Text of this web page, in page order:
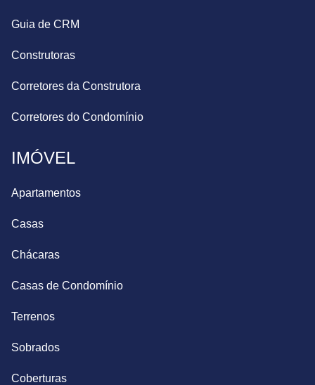
Guia de CRM
Construtoras
Corretores da Construtora
Corretores do Condomínio
IMÓVEL
Apartamentos
Casas
Chácaras
Casas de Condomínio
Terrenos
Sobrados
Coberturas